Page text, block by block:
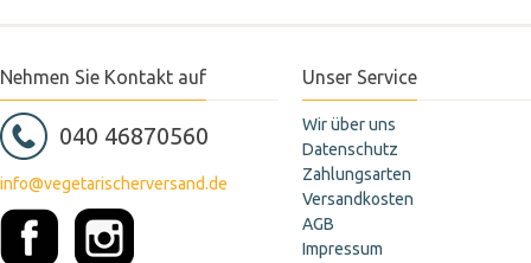
Nehmen Sie Kontakt auf
040 46870560
info@vegetarischerversand.de
Unser Service
Wir über uns
Datenschutz
Zahlungsarten
Versandkosten
AGB
Impressum